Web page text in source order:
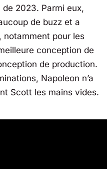
2023. Parmi eux,
de buzz et a
notamment pour les
conception de
de production.
Napoleon n’a
Scott les mains vides.